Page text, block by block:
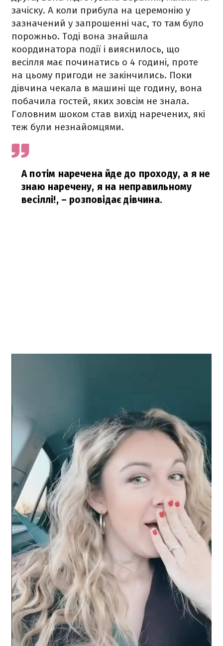
зачіску. А коли прибула на церемонію у
зазначений у запрошенні час, то там було
порожньо. Тоді вона знайшла
координатора події і вияснилось, що
весілля має починатись о 4 годині, проте
на цьому пригоди не закінчились. Поки
дівчина чекала в машині ще годину, вона
побачила гостей, яких зовсім не знала.
Головним шоком став вихід наречених, які
теж були незнайомцями.
А потім наречена йде до проходу, а я не
знаю наречену, я на неправильному
весіллі!, – розповідає дівчина.